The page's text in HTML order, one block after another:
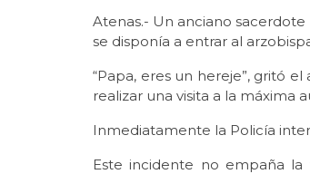
Atenas.- Un anciano
se disponía a entrar al
“Papa, eres un hereje”, gritó
realizar una visita a la máxima
Inmediatamente la Policía
Este incidente no empaña